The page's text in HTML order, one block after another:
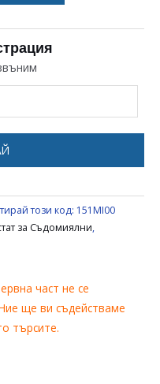
този код: 151MI00
за Съдомиялни,
част не се
ще ви съдействаме
търсите.